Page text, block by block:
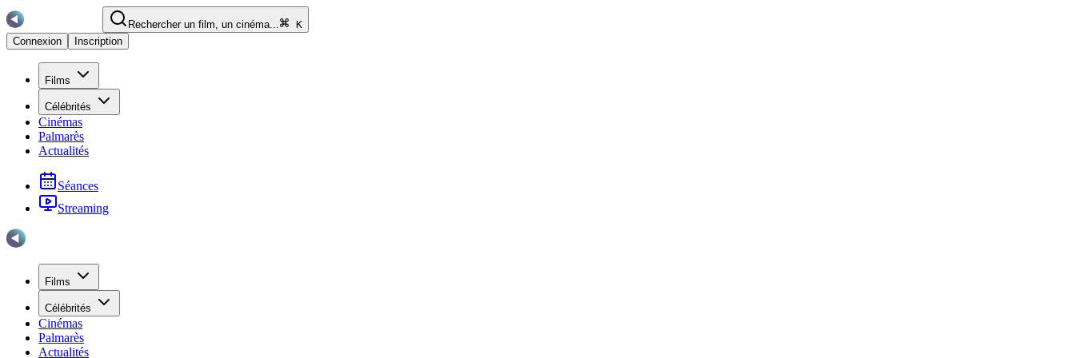
Rechercher un film, un cinéma...
K
Connexion
Inscription
Films
Célébrités
Cinémas
Palmarès
Actualités
Séances
Streaming
Films
Célébrités
Cinémas
Palmarès
Actualités